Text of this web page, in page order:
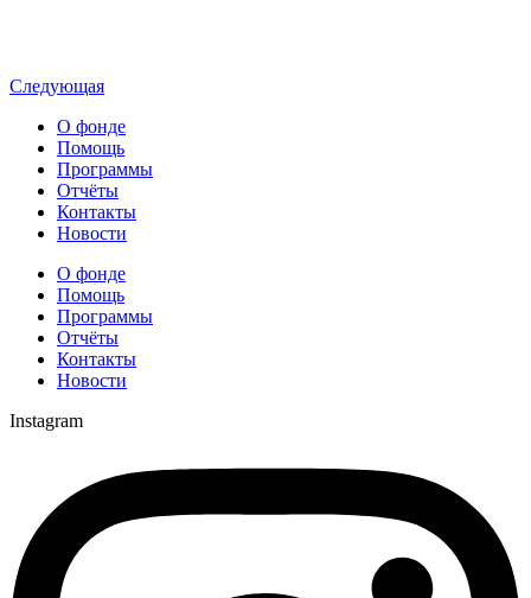
Следующая
О фонде
Помощь
Программы
Отчёты
Контакты
Новости
О фонде
Помощь
Программы
Отчёты
Контакты
Новости
Instagram